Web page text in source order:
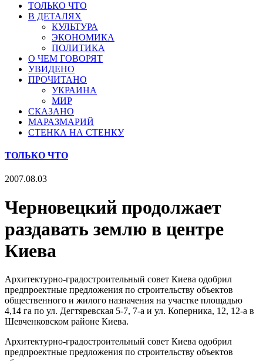
ТОЛЬКО ЧТО
В ДЕТАЛЯХ
КУЛЬТУРА
ЭКОНОМИКА
ПОЛИТИКА
О ЧЕМ ГОВОРЯТ
УВИДЕНО
ПРОЧИТАНО
УКРАИНА
МИР
СКАЗАНО
МАРАЗМАРИЙ
СТЕНКА НА СТЕНКУ
ТОЛЬКО ЧТО
2007.08.03
Черновецкий продолжает
раздавать землю в центре
Киева
Архитектурно-градостроительный совет Киева одобрил
предпроектные предложения по строительству объектов
общественного и жилого назначения на участке площадью
4,14 га по ул. Дегтяревская 5-7, 7-а и ул. Коперника, 12, 12-а в
Шевченковском районе Киева.
Архитектурно-градостроительный совет Киева одобрил
предпроектные предложения по строительству объектов